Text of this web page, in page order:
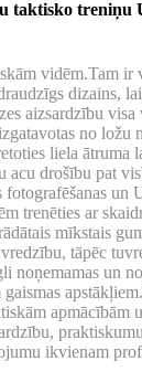
taktisko treniņu
vidēm.Tam ir
dizains,
aizsardzību visa
no ložu
liela ātruma
acu drošību pat
un
trenēties ar
mīkstais
tāpēc
noņemamas un
apmācībām
ikvienam